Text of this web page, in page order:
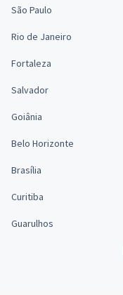
São Paulo
Rio de Janeiro
Fortaleza
Salvador
Goiânia
Belo Horizonte
Brasília
Curitiba
Guarulhos